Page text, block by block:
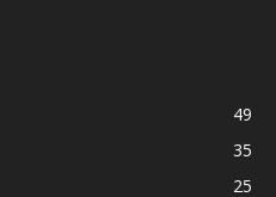
49
35
25